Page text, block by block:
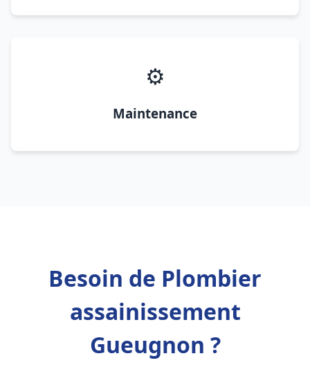
⚙️
Maintenance
Besoin de Plombier
assainissement
Gueugnon ?